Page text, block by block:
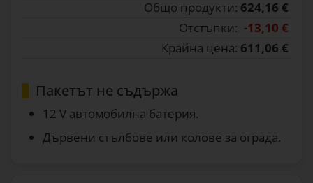
Общо продукти: 624,16 €
Отстъпки: -13,10 €
Крайна цена: 611,06 €
Пакетът не съдържа
12 V автомобилна батерия.
Дървени стълбове или колове за ограда.